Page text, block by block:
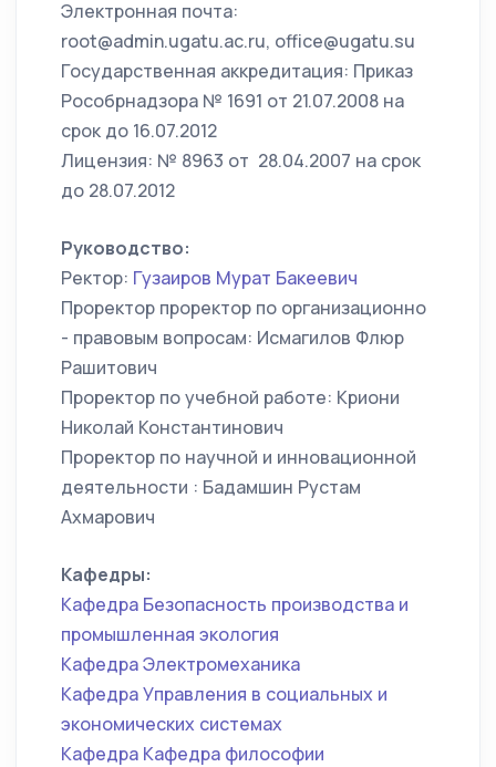
Электронная почта:
root@admin.ugatu.ac.ru, office@ugatu.su
Государственная аккредитация: Приказ
Рособрнадзора № 1691 от 21.07.2008 на
срок до 16.07.2012
Лицензия: № 8963 от 28.04.2007 на срок
до 28.07.2012
Руководство:
Ректор: Гузаиров Мурат Бакеевич
Проректор проректор по организационно
- правовым вопросам: Исмагилов Флюр
Рашитович
Проректор по учебной работе: Криони
Николай Константинович
Проректор по научной и инновационной
деятельности : Бадамшин Рустам
Ахмарович
Кафедры:
Кафедра Безопасность производства и
промышленная экология
Кафедра Электромеханика
Кафедра Управления в социальных и
экономических системах
Кафедра Кафедра философии